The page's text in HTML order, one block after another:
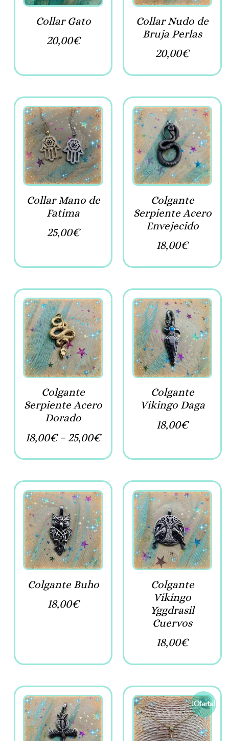
Collar Gato
20,00€
Collar Nudo de
Bruja Perlas
20,00€
Collar Mano de
Fatima
25,00€
Colgante
Serpiente Acero
Envejecido
18,00€
Colgante
Serpiente Acero
Dorado
18,00€ - 25,00€
Colgante
Vikingo Daga
18,00€
Colgante Buho
18,00€
Colgante
Vikingo
Yggdrasil
Cuervos
18,00€
¡Oferta!